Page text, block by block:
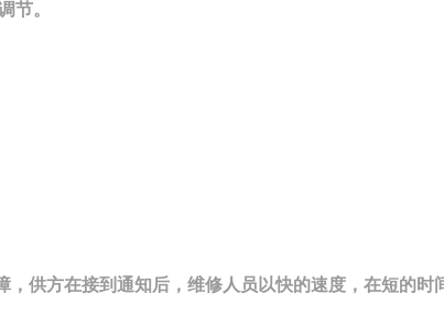
节。
供方在接到通知后，维修人员以快的速度，在短的时